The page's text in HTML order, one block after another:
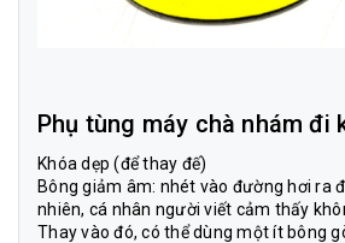
Phụ tùng máy chà nhám đi
Khóa dẹp (để thay đế)
Bông giảm âm: nhét vào đường hơi ra
nhiên, cá nhân người viết cảm thấy
Thay vào đó, có thể dùng một ít bông